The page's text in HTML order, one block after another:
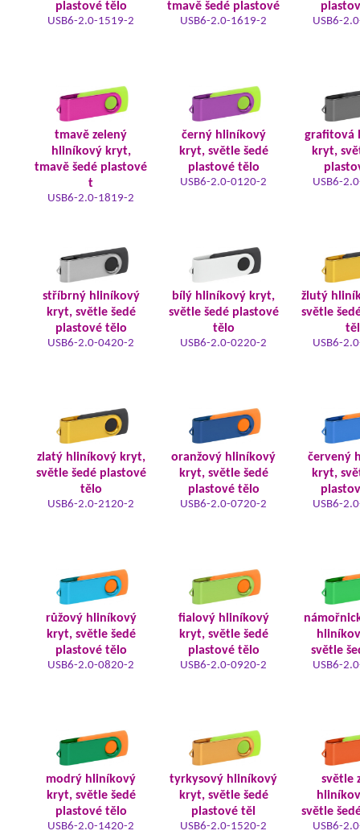
plastové tělo
USB6-2.0-1519-2
tmavě šedé plastové
USB6-2.0-1619-2 USB6-
tmavě zelený
hliníkový kryt,
tmavě šedé plastové
t
USB6-2.0-1819-2
černý hliníkový
kryt, světle šedé
plastové tělo
USB6-2.0-0120-2
grafitová
kryt,
USB6-
stříbrný hliníkový
kryt, světle šedé
plastové tělo
USB6-2.0-0420-2
bílý hliníkový kryt,
světle šedé plastové
tělo
USB6-2.0-0220-2
žlutý
světle
USB6-
zlatý hliníkový kryt,
světle šedé plastové
tělo
USB6-2.0-2120-2
oranžový hliníkový
kryt, světle šedé
plastové tělo
USB6-2.0-0720-2
červený
kryt,
USB6-
růžový hliníkový
kryt, světle šedé
plastové tělo
USB6-2.0-0820-2
fialový hliníkový
kryt, světle šedé
plastové tělo
USB6-2.0-0920-2
světle
USB6-
modrý hliníkový
kryt, světle šedé
plastové tělo
USB6-2.0-1420-2
tyrkysový hliníkový
kryt, světle šedé
plastové těl
USB6-2.0-1520-2
světle
světle
USB6-